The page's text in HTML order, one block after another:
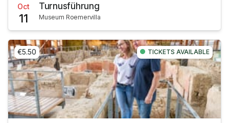
Oct
11
Turnusführung
Museum Roemervilla
€5.50 TICKETS AVAILABLE